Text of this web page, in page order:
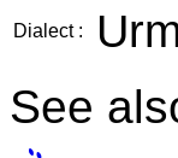
Dialect :
See